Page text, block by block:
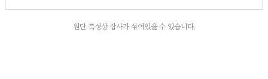
원단 특성상 잡사가 섞여있을 수 있습니다.